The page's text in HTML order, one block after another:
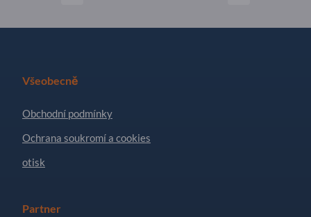
Všeobecně
Obchodní podmínky
Ochrana soukromí a cookies
otisk
Partner